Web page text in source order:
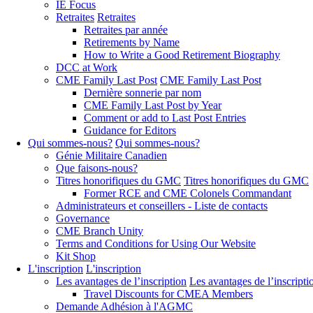
IE Focus
Retraites Retraites
Retraites par année
Retirements by Name
How to Write a Good Retirement Biography
DCC at Work
CME Family Last Post CME Family Last Post
Dernière sonnerie par nom
CME Family Last Post by Year
Comment or add to Last Post Entries
Guidance for Editors
Qui sommes-nous? Qui sommes-nous?
Génie Militaire Canadien
Que faisons-nous?
Titres honorifiques du GMC Titres honorifiques du GMC
Former RCE and CME Colonels Commandant
Administrateurs et conseillers - Liste de contacts
Governance
CME Branch Unity
Terms and Conditions for Using Our Website
Kit Shop
L'inscription L'inscription
Les avantages de l’inscription Les avantages de
Travel Discounts for CMEA Members
Demande Adhésion à l'AGMC